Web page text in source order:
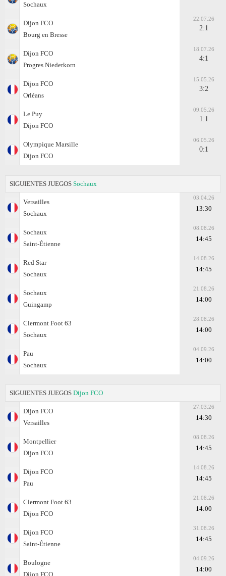
Sochaux
Dijon FCO
Bourg en Bresse
22.07.26
2:1
Dijon FCO
Progres Niederkorn
18.07.26
4:1
Dijon FCO
Orléans
15.05.26
3:2
Le Puy
Dijon FCO
09.05.26
1:1
Olympique Marsille
Dijon FCO
06.05.26
0:1
SIGUIENTES JUEGOS Sochaux
Versailles
Sochaux
03.04.26
13:30
Sochaux
Saint-Étienne
08.08.26
14:45
Red Star
Sochaux
14.08.26
14:45
Sochaux
Guingamp
21.08.26
14:00
Clermont Foot 63
Sochaux
28.08.26
14:00
Pau
Sochaux
04.09.26
14:00
SIGUIENTES JUEGOS Dijon FCO
Dijon FCO
Versailles
27.03.26
14:30
Montpellier
Dijon FCO
08.08.26
14:45
Dijon FCO
Pau
14.08.26
14:45
Clermont Foot 63
Dijon FCO
21.08.26
14:00
Dijon FCO
Saint-Étienne
31.08.26
14:45
Boulogne
Dijon FCO
04.09.26
14:00